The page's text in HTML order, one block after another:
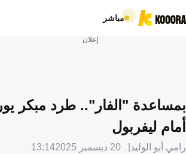
مباشر
إعلان
بمساعدة "الفار".. طرد مبكر
أمام ليفربول
رامي أبو الوليد 20 ديسمبر 2025 13:14